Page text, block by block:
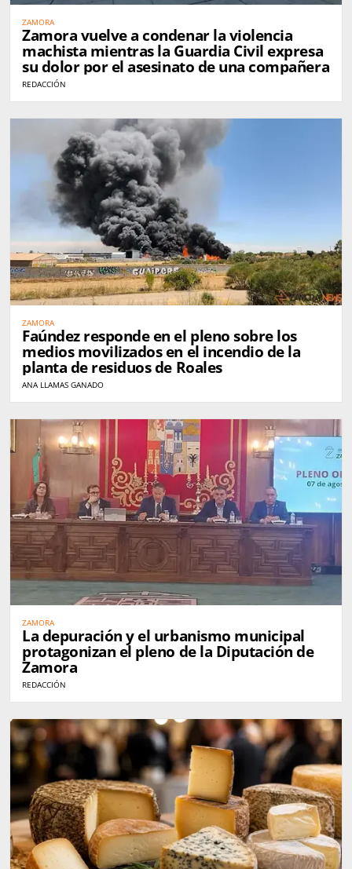
ZAMORA
Zamora vuelve a condenar la violencia
machista mientras la Guardia Civil expresa
su dolor por el asesinato de una compañera
REDACCIÓN
ZAMORA
Faúndez responde en el pleno sobre los
medios movilizados en el incendio de la
planta de residuos de Roales
ANA LLAMAS GANADO
ZAMORA
La depuración y el urbanismo municipal
protagonizan el pleno de la Diputación de
Zamora
REDACCIÓN